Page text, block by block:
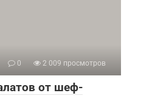
0 2 009 просмотров
от шеф-